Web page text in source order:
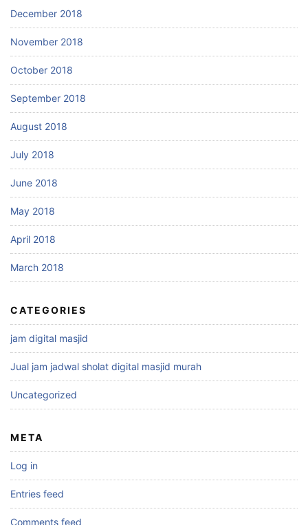
December 2018
November 2018
October 2018
September 2018
August 2018
July 2018
June 2018
May 2018
April 2018
March 2018
CATEGORIES
jam digital masjid
Jual jam jadwal sholat digital masjid murah
Uncategorized
META
Log in
Entries feed
Comments feed